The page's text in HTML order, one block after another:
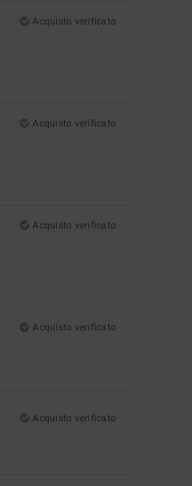
Acquisto verificato
Acquisto verificato
Acquisto verificato
Acquisto verificato
Acquisto verificato